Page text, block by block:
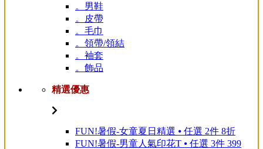
。男鞋
。皮帶
。毛巾
。領帶/領結
。袖套
。飾品
精選優惠
FUN!暑假-女童夏日精選 ⦁ 任選 2件 8折
FUN!暑假-男童人氣印花T ⦁ 任選 3件 399